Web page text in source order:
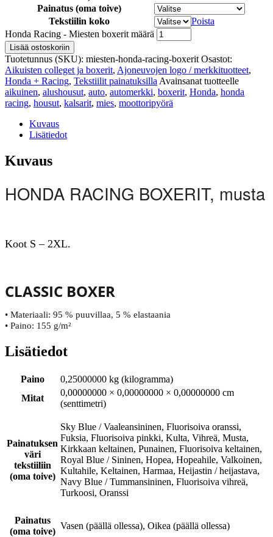
Painatus (oma toive)
Tekstiilin koko
Poista
Honda Racing - Miesten boxerit määrä
Lisää ostoskoriin
Tuotetunnus (SKU): miesten-honda-racing-boxerit Osastot:
Aikuisten colleget ja boxerit, Ajoneuvojen logo / merkkituotteet,
Honda + Racing, Tekstiilit painatuksilla Avainsanat tuotteelle
aikuinen, alushousut, auto, automerkki, boxerit, Honda, honda
racing, housut, kalsarit, mies, moottoripyörä
Kuvaus
Lisätiedot
Kuvaus
HONDA RACING BOXERIT, musta
Koot S – 2XL.
CLASSIC BOXER
• Materiaali: 95 % puuvillaa, 5 % elastaania
• Paino: 155 g/m²
Lisätiedot
Paino
0,25000000 kg (kilogramma)
Mitat
0,00000000 × 0,00000000 × 0,00000000 cm
(senttimetri)
Painatuksen
väri
tekstiiliin
(oma toive)
Sky Blue / Vaaleansininen, Fluorisoiva oranssi,
Fuksia, Fluorisoiva pinkki, Kulta, Vihreä, Musta,
Kirkkaan keltainen, Punainen, Fluorisoiva keltainen,
Royal Blue / Sininen, Hopea, Hopeahile, Valkoinen,
Kultahile, Keltainen, Harmaa, Heijastin / heijastava,
Navy Blue / Tummansininen, Fluorisoiva vihreä,
Turkoosi, Oranssi
Painatus
(oma toive)
Vasen (päällä ollessa), Oikea (päällä ollessa)